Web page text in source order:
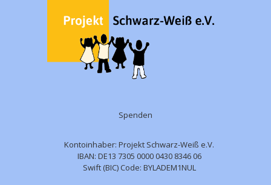
Spenden
Kontoinhaber: Projekt Schwarz-Weiß e.V.
IBAN: DE13 7305 0000 0430 8346 06
Swift (BIC) Code: BYLADEM1NUL